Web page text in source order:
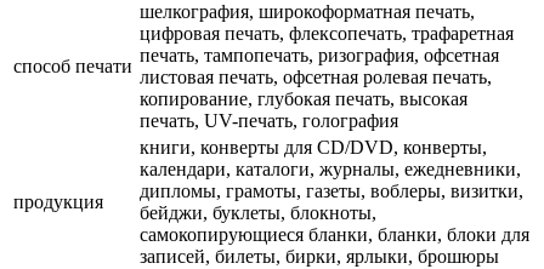
способ печати
шелкография, широкоформатная печать,
цифровая печать, флексопечать, трафаретная
печать, тампопечать, ризография, офсетная
листовая печать, офсетная ролевая печать,
копирование, глубокая печать, высокая
печать, UV-печать, голография
продукция
книги, конверты для CD/DVD, конверты,
календари, каталоги, журналы, ежедневники,
дипломы, грамоты, газеты, воблеры, визитки,
бейджи, буклеты, блокноты,
самокопирующиеся бланки, бланки, блоки для
записей, билеты, бирки, ярлыки, брошюры